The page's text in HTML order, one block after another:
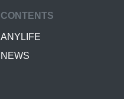
CONTENTS
ANYLIFE
NEWS